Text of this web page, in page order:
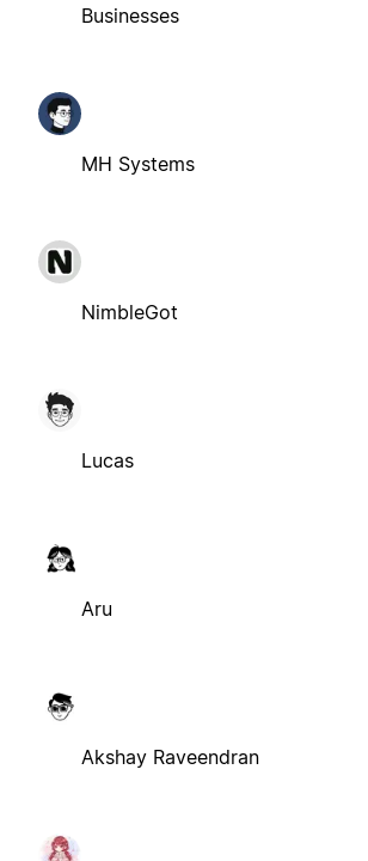
Businesses
MH Systems
NimbleGot
Lucas
Aru
Akshay Raveendran